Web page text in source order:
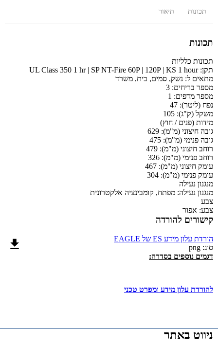
תכונות תיאור
תכונות
תכונות כלליות
תקן:UL Class 350 1 hr | SP NT-Fire 60P | 120P | KS 1 hour
מתאים ל: נשק, סמים, בית, משרד
מספר בריחים: 3
מספר מדפים: 1
נפח (ליטר): 47
משקל (ק"ג): 105
מידות (פנים / חוץ)
גובה חיצוני (מ"מ): 629
גובה פנימי (מ"מ): 475
רוחב חיצוני (מ"מ): 479
רוחב פנימי (מ"מ): 326
עומק חיצוני (מ"מ): 467
עומק פנימי (מ"מ): 304
מנגנון נעילה
מנגנון נעילה: מפתח, קומבינציה אלקטרונית
צבע
צבע: אפור
קישורים להורדה
הורדת עלון מידע ES של EAGLE
סוג: png
דגמים נוספים בסדרה:
להורדת עלון מידע ומפרט טכני
ניווט באתר